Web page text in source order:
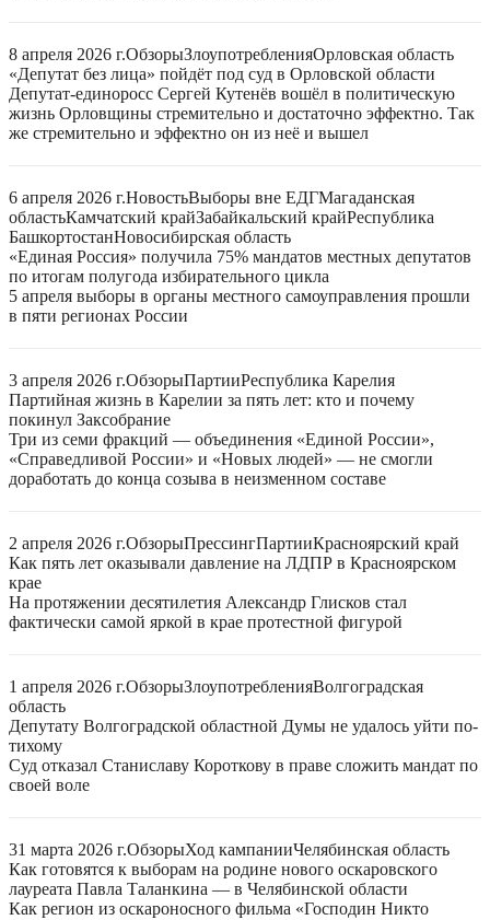
8 апреля 2026 г.ОбзорыЗлоупотребленияОрловская область
«Депутат без лица» пойдёт под суд в Орловской области
Депутат-единоросс Сергей Кутенёв вошёл в политическую
жизнь Орловщины стремительно и достаточно эффектно. Так
же стремительно и эффектно он из неё и вышел
6 апреля 2026 г.НовостьВыборы вне ЕДГМагаданская
областьКамчатский крайЗабайкальский крайРеспублика
БашкортостанНовосибирская область
«Единая Россия» получила 75% мандатов местных депутатов
по итогам полугода избирательного цикла
5 апреля выборы в органы местного самоуправления прошли
в пяти регионах России
3 апреля 2026 г.ОбзорыПартииРеспублика Карелия
Партийная жизнь в Карелии за пять лет: кто и почему
покинул Заксобрание
Три из семи фракций — объединения «Единой России»,
«Справедливой России» и «Новых людей» — не смогли
доработать до конца созыва в неизменном составе
2 апреля 2026 г.ОбзорыПрессингПартииКрасноярский край
Как пять лет оказывали давление на ЛДПР в Красноярском
крае
На протяжении десятилетия Александр Глисков стал
фактически самой яркой в крае протестной фигурой
1 апреля 2026 г.ОбзорыЗлоупотребленияВолгоградская
область
Депутату Волгоградской областной Думы не удалось уйти по-
тихому
Суд отказал Станиславу Короткову в праве сложить мандат по
своей воле
31 марта 2026 г.ОбзорыХод кампанииЧелябинская область
Как готовятся к выборам на родине нового оскаровского
лауреата Павла Таланкина — в Челябинской области
Как регион из оскароносного фильма «Господин Никто